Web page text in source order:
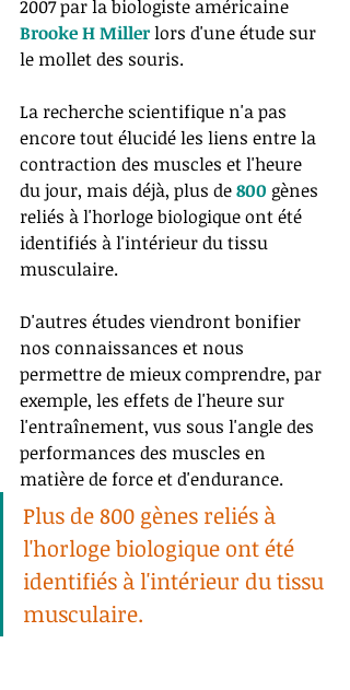
2007 par la biologiste américaine
Brooke H Miller lors d'une étude sur
le mollet des souris.
La recherche scientifique n'a pas
encore tout élucidé les liens entre la
contraction des muscles et l'heure
du jour, mais déjà, plus de 800 gènes
reliés à l'horloge biologique ont été
identifiés à l'intérieur du tissu
musculaire.
D'autres études viendront bonifier
nos connaissances et nous
permettre de mieux comprendre, par
exemple, les effets de l'heure sur
l'entraînement, vus sous l'angle des
performances des muscles en
matière de force et d'endurance.
Plus de 800 gènes reliés à
l'horloge biologique ont été
identifiés à l'intérieur du tissu
musculaire.